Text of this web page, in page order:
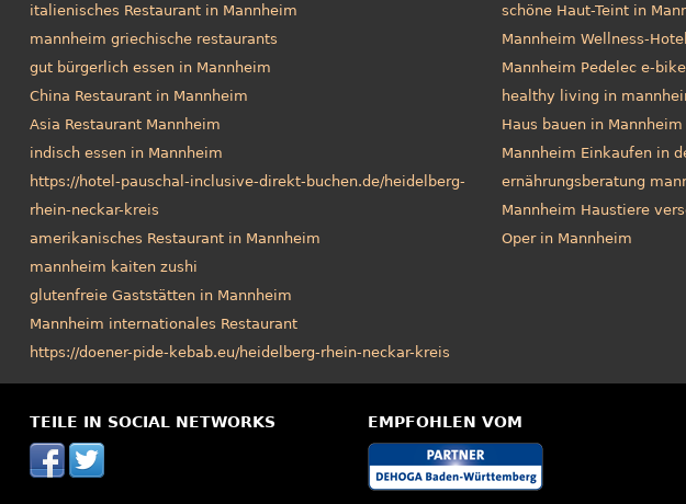
italienisches Restaurant in Mannheim
mannheim griechische restaurants
gut bürgerlich essen in Mannheim
China Restaurant in Mannheim
Asia Restaurant Mannheim
indisch essen in Mannheim
https://hotel-pauschal-inclusive-direkt-buchen.de/heidelberg-
rhein-neckar-kreis
amerikanisches Restaurant in Mannheim
mannheim kaiten zushi
glutenfreie Gaststätten in Mannheim
Mannheim internationales Restaurant
https://doener-pide-kebab.eu/heidelberg-rhein-neckar-kreis
schöne Haut-Teint in
Mannheim Wellness-Hotel
Mannheim Pedelec e-bike
healthy living in
Haus bauen in Mannheim
Mannheim Einkaufen in
ernährungsberatung
Mannheim Haustiere
Oper in Mannheim
TEILE IN SOCIAL NETWORKS EMPFOHLEN VOM